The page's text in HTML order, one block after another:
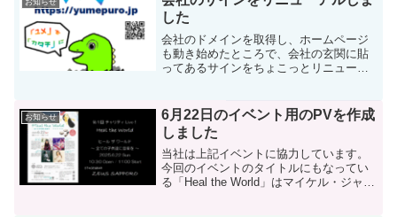
お知らせ
した
会社のドメインを取得し、ホームページ
も動き始めたところで、会社の玄関に貼
ってあるサインをちょこっとリニューア
みの「フックン」をモデルにしているの
で「フックン」と呼んでい...
お知らせ
6月22日のイベント用のPVを作成
しました
当社は上記イベントに協力しています。
今回のイベントのタイトルにもなってい
る「Heal the World」はマイケル・ジャク